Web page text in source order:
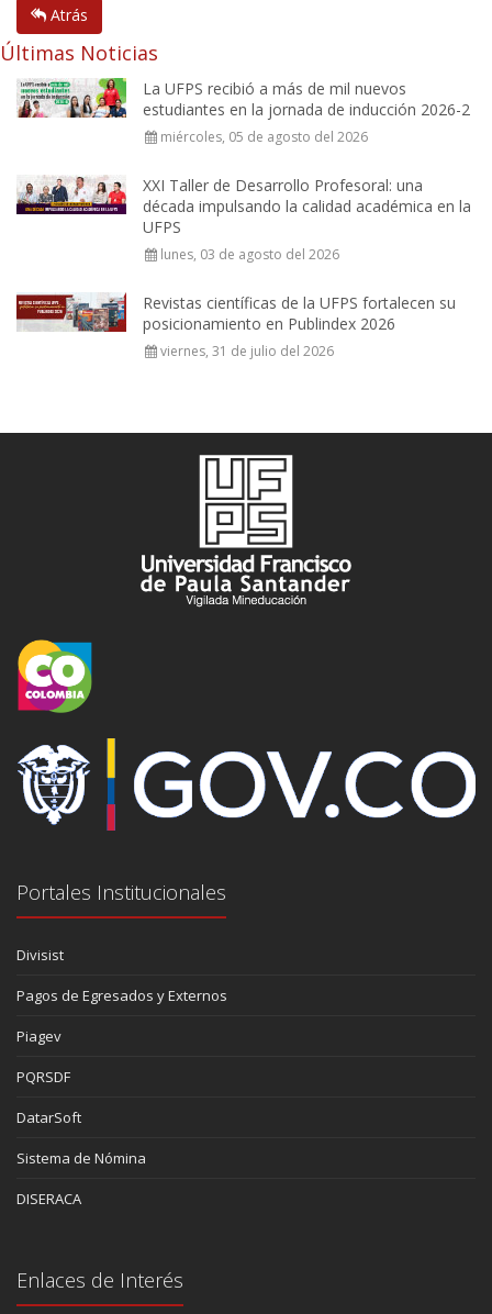
Atrás
Últimas Noticias
La UFPS recibió a más de mil nuevos
estudiantes en la jornada de inducción 2026-2
miércoles, 05 de agosto del 2026
XXI Taller de Desarrollo Profesoral: una
década impulsando la calidad académica en la
UFPS
lunes, 03 de agosto del 2026
Revistas científicas de la UFPS fortalecen su
posicionamiento en Publindex 2026
viernes, 31 de julio del 2026
Portales Institucionales
Divisist
Pagos de Egresados y Externos
Piagev
PQRSDF
DatarSoft
Sistema de Nómina
DISERACA
Enlaces de Interés